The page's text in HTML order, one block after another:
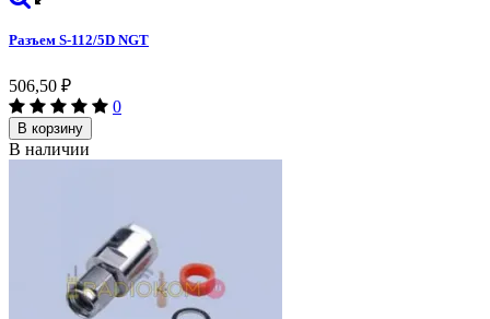
Разъем S-112/5D NGT
506,50 ₽
0
В корзину
В наличии